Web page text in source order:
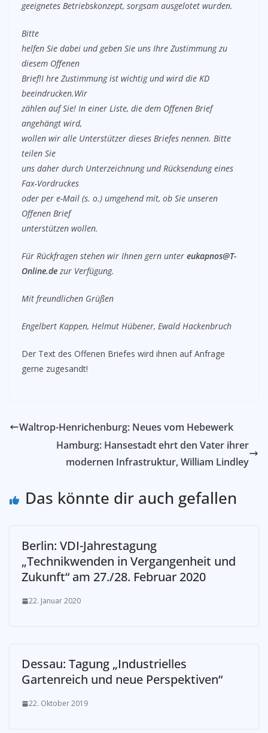
geeignetes Betriebskonzept, sorgsam ausgelotet wurden.
Bitte
helfen Sie dabei und geben Sie uns Ihre Zustimmung zu
diesem Offenen
Brief!I hre Zustimmung ist wichtig und wird die KD
beeindrucken.Wir
zählen auf Sie! In einer Liste, die dem Offenen Brief
angehängt wird,
wollen wir alle Unterstützer dieses Briefes nennen. Bitte
teilen Sie
uns daher durch Unterzeichnung und Rücksendung eines
Fax-Vordruckes
oder per e-Mail (s. o.) umgehend mit, ob Sie unseren
Offenen Brief
unterstützen wollen.
Für Rückfragen stehen wir Ihnen gern unter eukapnos@T-
Online.de zur Verfügung.
Mit freundlichen Grüßen
Engelbert Kappen, Helmut Hübener, Ewald Hackenbruch
Der Text des Offenen Briefes wird ihnen auf Anfrage
gerne zugesandt!
Waltrop-Henrichenburg: Neues vom Hebewerk
Hamburg: Hansestadt ehrt den Vater ihrer
modernen Infrastruktur, William Lindley
Das könnte dir auch gefallen
Berlin: VDI-Jahrestagung
„Technikwenden in Vergangenheit und
Zukunft“ am 27./28. Februar 2020
22. Januar 2020
Dessau: Tagung „Industrielles
Gartenreich und neue Perspektiven“
22. Oktober 2019